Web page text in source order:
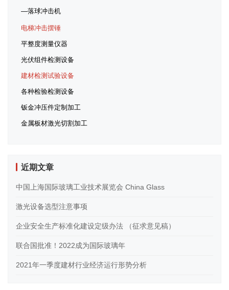
落球冲击机
电梯冲击摆锤
平整度测量仪器
光伏组件检测设备
建材检测试验设备
各种检验检测设备
钣金冲压件定制加工
金属板材激光切割加工
近期文章
中国上海国际玻璃工业技术展览会 China Glass
激光设备选型注意事项
企业安全生产标准化建设定级办法 （征求意见稿）
联合国批准！2022成为国际玻璃年
2021年一季度建材行业经济运行形势分析